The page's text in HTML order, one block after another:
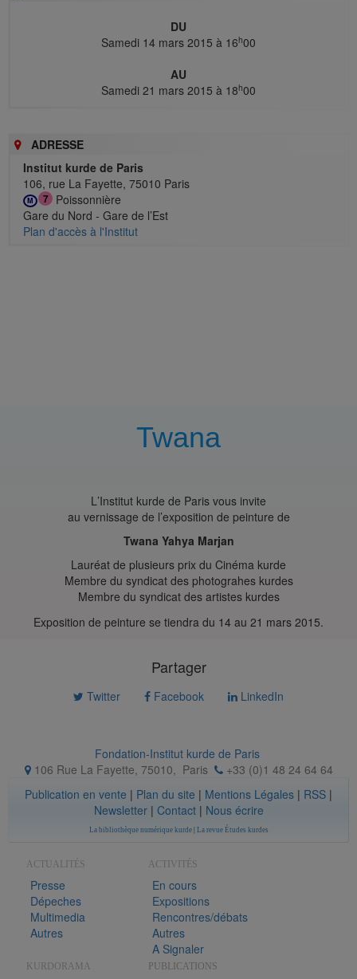
DU
Samedi 14 mars 2015 à 16h00
AU
Samedi 21 mars 2015 à 18h00
ADRESSE
Institut kurde de Paris
106, rue La Fayette, 75010 Paris
M 7
Poissonnière
Gare du Nord - Gare de l’Est
Plan d'accès à l'Institut
Twana
L ’Institut kurde de Paris vous invite
au vernissage de l’exposition de peinture de
Twana Yahya Marjan
Lauréat de plusieurs prix du Cinéma kurde
Membre du syndicat des photograhes kurdes
Membre du syndicat des artistes kurdes
Exposition de peinture se tiendra du 14 au 21 mars 2015.
Partager
Twitter Facebook LinkedIn
Fondation-Institut kurde de Paris
106 Rue La Fayette, 75010
Paris
+33 (0)1 48 24 64 64
Publication en vente | Plan du site | Mentions Légales | RSS |
Newsletter| Contact| Nous écrire
La bibliothèque numérique kurde| La revue Études kurdes
ACTUALITÉS
Presse
Dépeches
Multimedia
Autres
ACTIVITÉS
En cours
Expositions
Rencontres/débats
Autres
A Signaler
KURDORAMA PUBLICATIONS